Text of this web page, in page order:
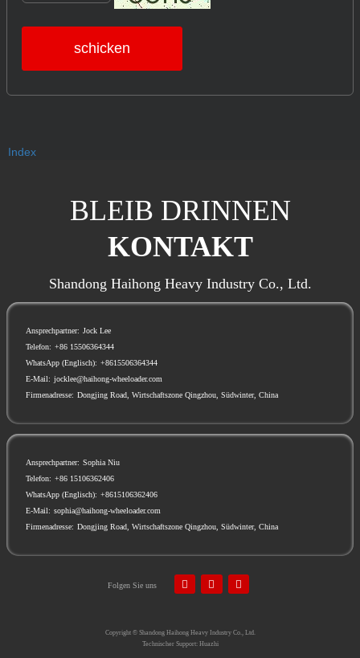
schicken
Index
BLEIB DRINNEN
KONTAKT
Shandong Haihong Heavy Industry Co., Ltd.
Ansprechpartner: Jock Lee
Telefon: +86 15506364344
WhatsApp (Englisch): +8615506364344
E-Mail: jocklee@haihong-wheeloader.com
Firmenadresse: Dongjing Road, Wirtschaftszone Qingzhou, Südwinter, China
Ansprechpartner: Sophia Niu
Telefon: +86 15106362406
WhatsApp (Englisch): +8615106362406
E-Mail: sophia@haihong-wheeloader.com
Firmenadresse: Dongjing Road, Wirtschaftszone Qingzhou, Südwinter, China
Folgen Sie uns
Copyright © Shandong Haihong Heavy Industry Co., Ltd.
Technischer Support: Huazhi